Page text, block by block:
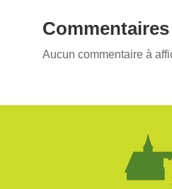
Aucun commentaire à